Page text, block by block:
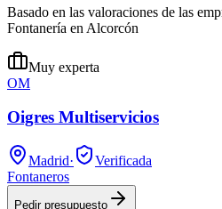
Basado en las valoraciones de las
Fontanería en Alcorcón
Muy experta
OM
Oigres Multiservicios
Madrid·
Verificada
Fontaneros
Pedir presupuesto